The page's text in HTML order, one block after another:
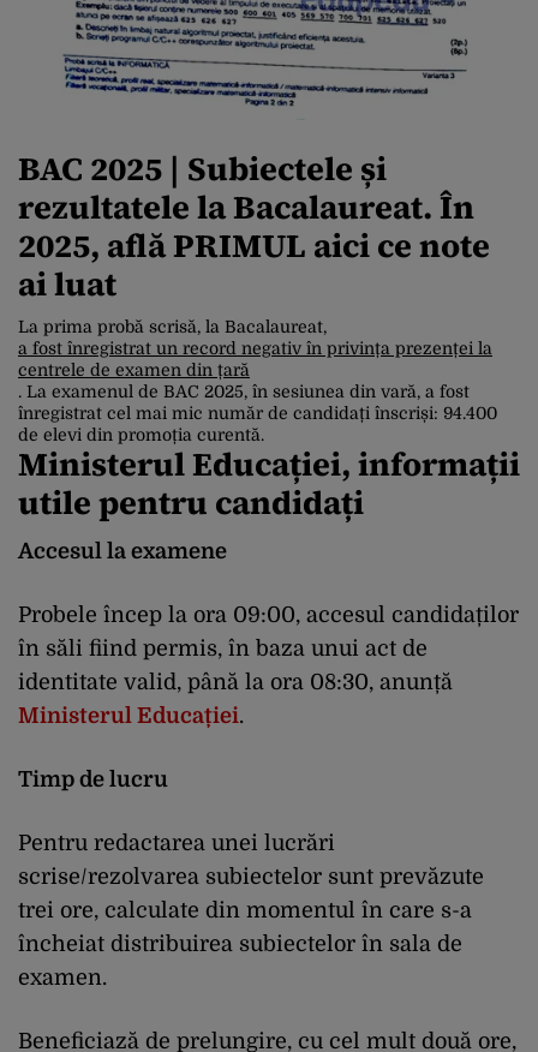
BAC 2025 | Subiectele și
rezultatele la Bacalaureat. În
2025, află PRIMUL aici ce note
ai luat
La prima probă scrisă, la Bacalaureat,
a fost înregistrat un record negativ în privința prezenței la
centrele de examen din țară
. La examenul de BAC 2025, în sesiunea din vară, a fost
înregistrat cel mai mic număr de candidați înscriși: 94.400
de elevi din promoția curentă.
Ministerul Educației, informații
utile pentru candidați
Accesul la examene
Probele încep la ora 09:00, accesul candidaților
în săli fiind permis, în baza unui act de
identitate valid, până la ora 08:30, anunță
Ministerul Educației.
Timp de lucru
Pentru redactarea unei lucrări
scrise/rezolvarea subiectelor sunt prevăzute
trei ore, calculate din momentul în care s-a
încheiat distribuirea subiectelor în sala de
examen.
Beneficiază de prelungire, cu cel mult două ore,